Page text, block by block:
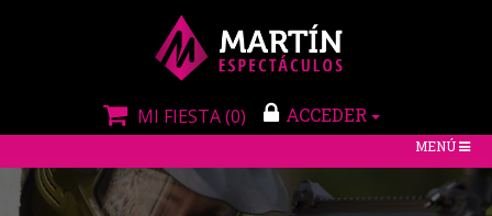
MI FIESTA(0) ACCEDER
TOGGLE
MENÚ